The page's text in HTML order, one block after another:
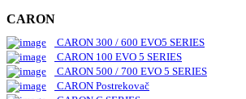
CARON
CARON 300 / 600 EVO5 SERIES
CARON 100 EVO 5 SERIES
CARON 500 / 700 EVO 5 SERIES
CARON Postrekovač